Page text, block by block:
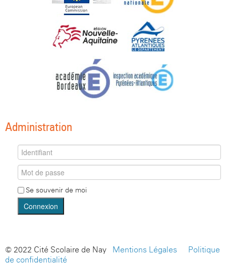
Administration
Se souvenir de moi
Connexion
© 2022 Cité Scolaire de Nay - Mentions Légales
Politique
de confidentialité